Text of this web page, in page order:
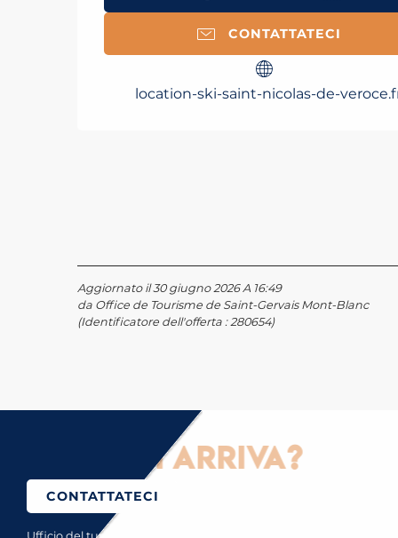
CONTATTATECI
location-ski-saint-nicolas-de-
Aggiornato il 30 giugno 2026 A 16:49
da Office de Tourisme de Saint-Gervais Mont-Blanc
(Identificatore dell'offerta :280654)
ci si arriva?
CONTATTATECI